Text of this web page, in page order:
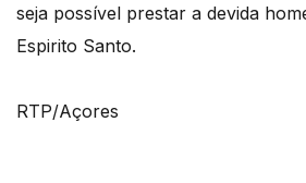
seja possível prestar a devida
Espirito Santo.
RTP/Açores